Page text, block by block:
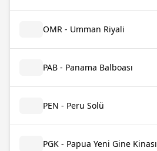
OMR - Umman Riyali
PAB - Panama Balboası
PEN - Peru Solü
PGK - Papua Yeni Gine Kinası